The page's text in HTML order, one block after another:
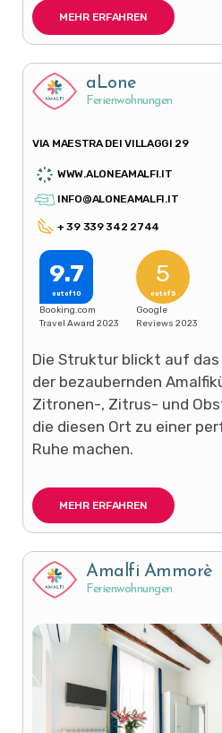
MEHR ERFAHREN
aLone
Ferienwohnungen
VIA MAESTRA DEI VILLAGGI 29
WWW.ALONEAMALFI.IT
INFO@ALONEAMALFI.IT
+ 39 339 342 2744
9.7
out of 10
Booking.com
Travel Award 2023
5
out of 5
Google
Reviews 2023
Die Struktur blickt auf
der bezaubernden
Zitronen-, Zitrus- und
die diesen Ort zu einer
Ruhe machen.
MEHR ERFAHREN
Amalfi Ammorè
Ferienwohnungen